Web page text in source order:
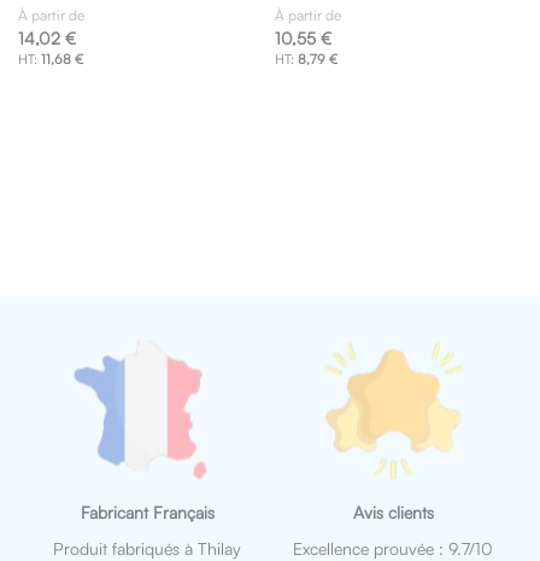
À partir de
14,02 €
11,68 €
À partir de
10,55 €
8,79 €
Fabricant Français
Produit fabriqués à Thilay
Avis clients
Excellence prouvée : 9.7/10